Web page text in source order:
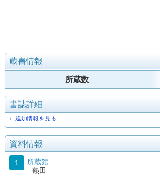
蔵書情報
所蔵数
書誌詳細
＋ 追加情報を見る
資料情報
1
所蔵館
熱田